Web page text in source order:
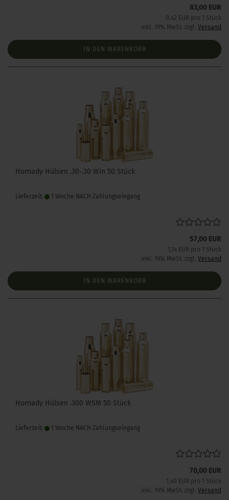
83,00 EUR
0,42 EUR pro 1 Stück
inkl. 19% MwSt. zzgl. Versand
IN DEN WARENKORB
Hornady Hülsen .30-.30 Win 50 Stück
Lieferzeit: 1 Woche NACH Zahlungseingang
57,00 EUR
1,14 EUR pro 1 Stück
inkl. 19% MwSt. zzgl. Versand
IN DEN WARENKORB
Hornady Hülsen .300 WSM 50 Stück
Lieferzeit: 1 Woche NACH Zahlungseingang
70,00 EUR
1,40 EUR pro 1 Stück
inkl. 19% MwSt. zzgl. Versand